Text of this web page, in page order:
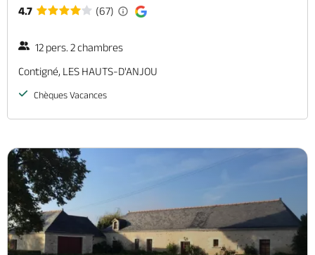
4.7 (67)
12 pers. 2 chambres
Contigné, LES HAUTS-D'ANJOU
Chèques Vacances